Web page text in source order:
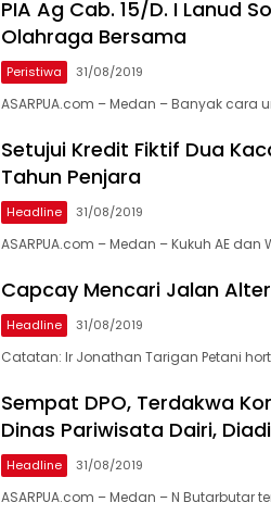
PIA Ag Cab. 15/D. I Lanud
Olahraga Bersama
Peristiwa 31/08/2019
ASARPUA.com – Medan – Banyak cara
Setujui Kredit Fiktif Dua
Tahun Penjara
Headline 31/08/2019
ASARPUA.com – Medan – Kukuh AE dan
Capcay Mencari Jalan
Headline 31/08/2019
Catatan: Ir Jonathan Tarigan Petani
Sempat DPO, Terdakwa
Dinas Pariwisata Dairi,
Headline 31/08/2019
ASARPUA.com – Medan – N Butarbutar